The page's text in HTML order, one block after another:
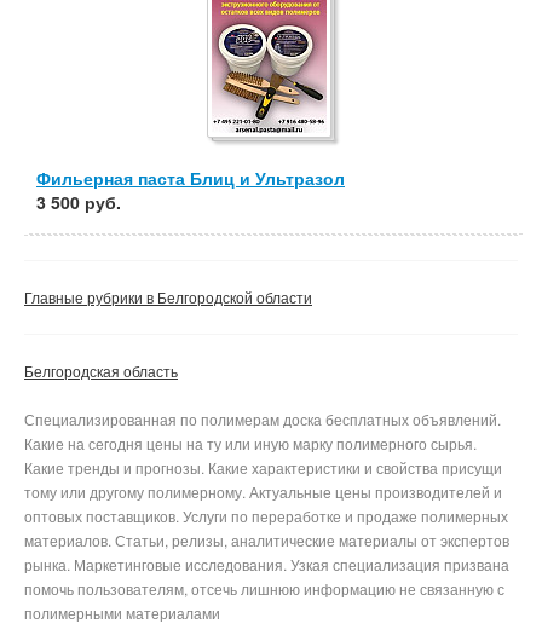
Фильерная паста Блиц и Ультразол
3 500 руб.
Главные рубрики в Белгородской области
Белгородская область
Специализированная по полимерам доска бесплатных объявлений.
Какие на сегодня цены на ту или иную марку полимерного сырья.
Какие тренды и прогнозы. Какие характеристики и свойства присущи
тому или другому полимерному. Актуальные цены производителей и
оптовых поставщиков. Услуги по переработке и продаже полимерных
материалов. Статьи, релизы, аналитические материалы от экспертов
рынка. Маркетинговые исследования. Узкая специализация призвана
помочь пользователям, отсечь лишнюю информацию не связанную с
полимерными материалами